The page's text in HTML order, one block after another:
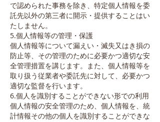
で認められた事務を除き、特定個人情報を委
託先以外の第三者に開示・提供することはい
たしません。
5.個人情報等の管理・保護
個人情報等について漏えい・滅失又はき損の
防止等、その管理のために必要かつ適切な安
全管理措置を講じます。また、個人情報等を
取り扱う従業者や委託先に対して、必要かつ
適切な監督を行います。
6.個人を識別することができない形での利用
個人情報の安全管理のため、個人情報を、統
計情報その他の個人を識別することができな